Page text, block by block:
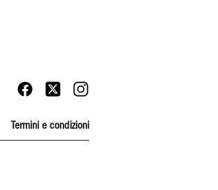
Termini e condizioni